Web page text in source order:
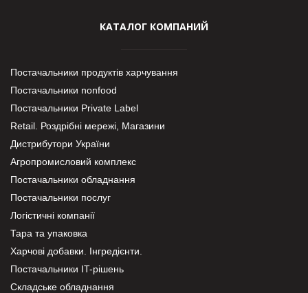
КАТАЛОГ КОМПАНИЙ
Постачальники продуктів харчування
Постачальники nonfood
Постачальники Private Label
Retail. Роздрібні мережі, Магазини
Дистрибутори України
Агропромисловий комплекс
Постачальники обладнання
Постачальники послуг
Логістичні компанії
Тара та упаковка
Харчові добавки. Інгредієнти.
Постачальники IT-рішень
Складське обладнання